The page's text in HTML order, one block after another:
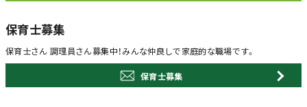
保育士募集
保育士さん 調理員さん募集中！みんな仲良しで家庭的な職場です。
保育士募集